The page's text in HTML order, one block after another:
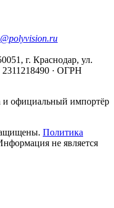
г. Краснодар, ул.
· ОГРН
и официальный импортёр
Политика
не является